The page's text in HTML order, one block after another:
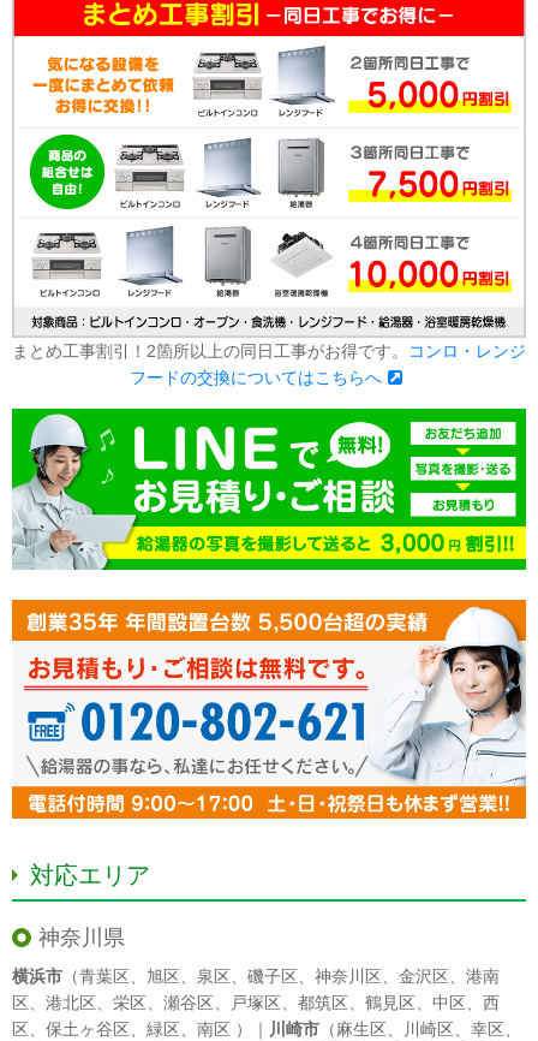
まとめ工事割引！2箇所以上の同日工事がお得です。
コンロ・レンジ
フードの交換についてはこちらへ
対応エリア
神奈川県
横浜市 （青葉区 旭区 泉区 磯子区 神奈川区 金沢区
港南
区
港北区 栄区 瀬谷区 戸塚区 都筑区 鶴見区 中区
西
区
保土ヶ谷区 緑区 南区 ）｜ 川崎市 （麻生区 川崎区 幸区